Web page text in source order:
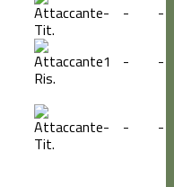
Tit.
- - -
Ris.
1 - -
Tit.
- - -